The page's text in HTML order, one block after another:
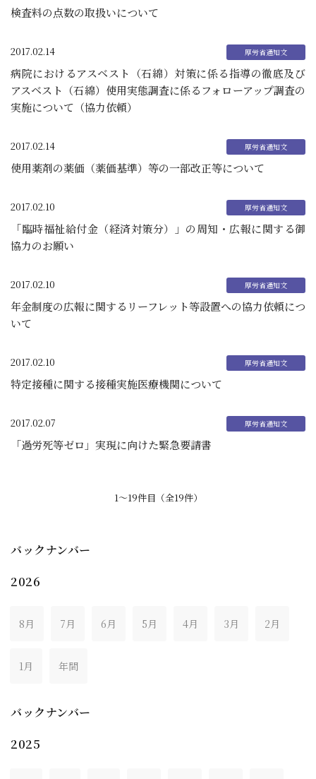
検査料の点数の取扱いについて
2017.02.14
病院におけるアスベスト（石綿）対策に係る指導の徹底及び
アスベスト（石綿）使用実態調査に係るフォローアップ調査の
実施について（協力依頼）
2017.02.14
使用薬剤の薬価（薬価基準）等の一部改正等について
2017.02.10
「臨時福祉給付金（経済対策分）」の周知・広報に関する御
協力のお願い
2017.02.10
年金制度の広報に関するリーフレット等設置への協力依頼につ
いて
2017.02.10
特定接種に関する接種実施医療機関について
2017.02.07
「過労死等ゼロ」実現に向けた緊急要請書
1〜19件目（全19件）
バックナンバー
2026
8月 7月 6月 5月 4月 3月 2月
1月 年間
バックナンバー
2025